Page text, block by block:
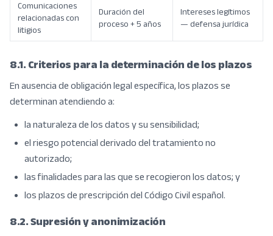
Comunicaciones
relacionadas con
litigios
Duración del
proceso + 5 años
Intereses legítimos
— defensa jurídica
8.1. Criterios para la determinación de los plazos
En ausencia de obligación legal específica, los plazos se
determinan atendiendo a:
la naturaleza de los datos y su sensibilidad;
el riesgo potencial derivado del tratamiento no
autorizado;
las finalidades para las que se recogieron los datos; y
los plazos de prescripción del Código Civil español.
8.2. Supresión y anonimización